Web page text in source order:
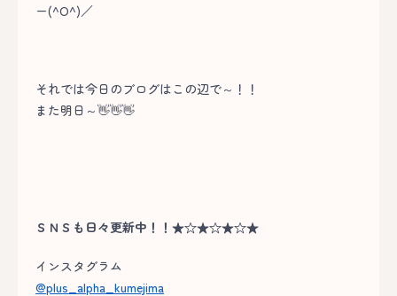
ー(^O^)／
それでは今日のブログはこの辺で～！！
また明日～👋👋👋
ＳＮＳも日々更新中！！★☆★☆★☆★
インスタグラム
@plus_alpha_kumejima